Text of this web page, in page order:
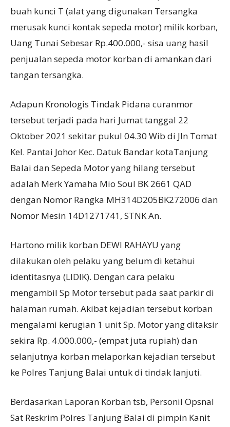
buah kunci T (alat yang digunakan Tersangka
merusak kunci kontak sepeda motor) milik korban,
Uang Tunai Sebesar Rp.400.000,- sisa uang hasil
penjualan sepeda motor korban di amankan dari
tangan tersangka.
Adapun Kronologis Tindak Pidana curanmor
tersebut terjadi pada hari Jumat tanggal 22
Oktober 2021 sekitar pukul 04.30 Wib di Jln Tomat
Kel. Pantai Johor Kec. Datuk Bandar kotaTanjung
Balai dan Sepeda Motor yang hilang tersebut
adalah Merk Yamaha Mio Soul BK 2661 QAD
dengan Nomor Rangka MH314D205BK272006 dan
Nomor Mesin 14D1271741, STNK An.
Hartono milik korban DEWI RAHAYU yang
dilakukan oleh pelaku yang belum di ketahui
identitasnya (LIDIK). Dengan cara pelaku
mengambil Sp Motor tersebut pada saat parkir di
halaman rumah. Akibat kejadian tersebut korban
mengalami kerugian 1 unit Sp. Motor yang ditaksir
sekira Rp. 4.000.000,- (empat juta rupiah) dan
selanjutnya korban melaporkan kejadian tersebut
ke Polres Tanjung Balai untuk di tindak lanjuti.
Berdasarkan Laporan Korban tsb, Personil Opsnal
Sat Reskrim Polres Tanjung Balai di pimpin Kanit